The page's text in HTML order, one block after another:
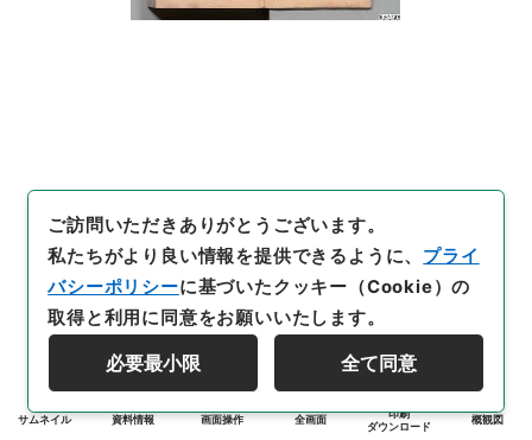
サムネイル 資料情報 画面操作 全画面
印刷
ダウンロード
概観図
ご訪問いただきありがとうございます。
私たちがより良い情報を提供できるように、 プライ
バシーポリシーに基づいたクッキー（Cookie）の
取得と利用に同意をお願いいたします。
必要最小限 全て同意